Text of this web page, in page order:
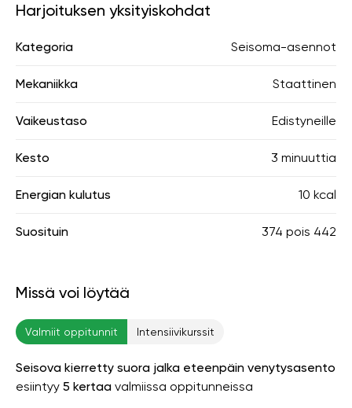
Harjoituksen yksityiskohdat
Kategoria Seisoma-asennot
Mekaniikka Staattinen
Vaikeustaso Edistyneille
Kesto 3 minuuttia
Energian kulutus 10 kcal
Suosituin 374 pois 442
Missä voi löytää
Valmiit oppitunnit Intensiivikurssit
Seisova kierretty suora jalka eteenpäin venytysasento
esiintyy 5 kertaa valmiissa oppitunneissa